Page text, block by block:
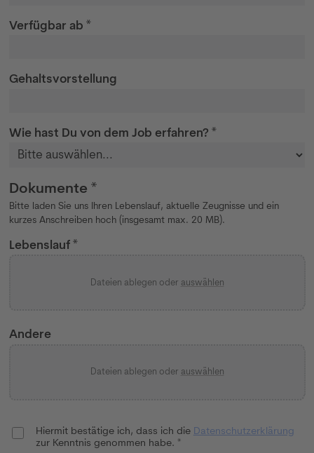
Verfügbar ab *
Gehaltsvorstellung
Wie hast Du von dem Job erfahren? *
Dokumente *
Bitte laden Sie uns Ihren Lebenslauf, aktuelle Zeugnisse und ein
kurzes Anschreiben hoch (insgesamt max. 20 MB).
Lebenslauf *
Dateien ablegen oder auswählen
Andere
Dateien ablegen oder auswählen
Hiermit bestätige ich, dass ich die Datenschutzerklärung
zur Kenntnis genommen habe. *